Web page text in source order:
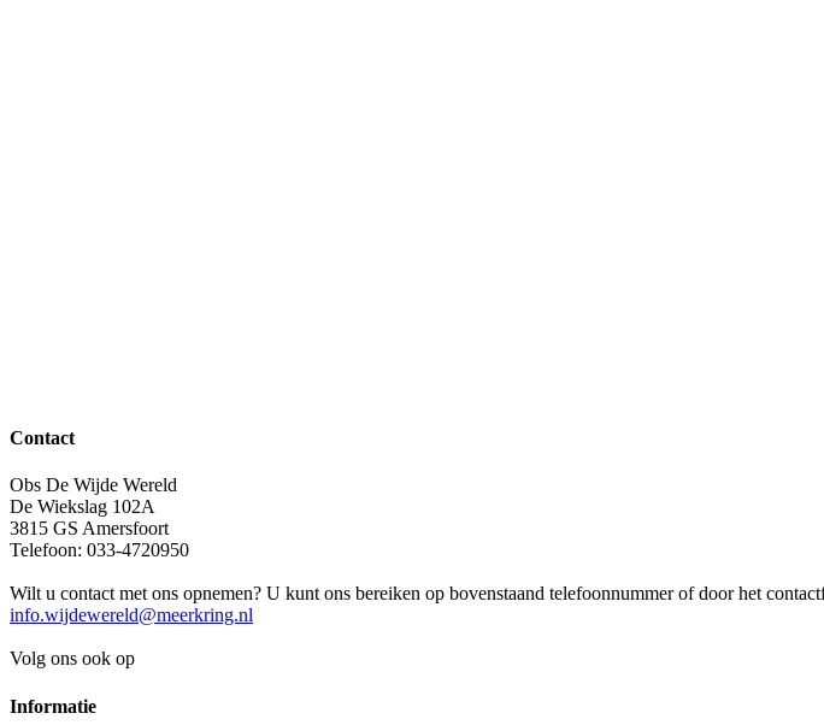
Contact
Obs De Wijde Wereld
De Wiekslag 102A
3815 GS Amersfoort
Telefoon: 033-4720950
Wilt u contact met ons opnemen? U kunt ons bereiken op bovenstaand telefoonnummer of door het
info.wijdewereld@meerkring.nl
Volg ons ook op
Informatie